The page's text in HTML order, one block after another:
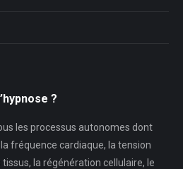
?
les processus autonomes dont
fréquence cardiaque, la tension
la régénération cellulaire, le